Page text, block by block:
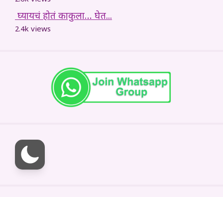
घ्यायचं होतं काकुला… घेत...
2.4k views